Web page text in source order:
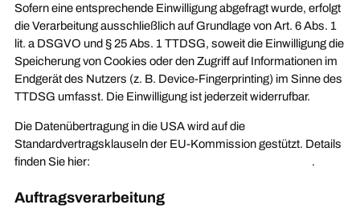
Sofern eine entsprechende Einwilligung abgefragt wurde, erfolgt
die Verarbeitung ausschließlich auf Grundlage von Art. 6 Abs. 1
lit. a DSGVO und § 25 Abs. 1 TTDSG, soweit die Einwilligung die
Speicherung von Cookies oder den Zugriff auf Informationen im
Endgerät des Nutzers (z. B. Device-Fingerprinting) im Sinne des
TTDSG umfasst. Die Einwilligung ist jederzeit widerrufbar.
Die Datenübertragung in die USA wird auf die
Standardvertragsklauseln der EU-Kommission gestützt. Details
finden Sie hier:
.
Auftragsverarbeitung